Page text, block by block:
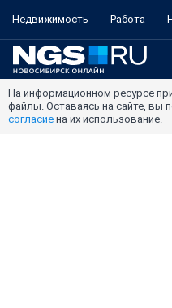
Недвижимость Работа
На информационном ресурсе
файлы. Оставаясь на сайте, вы
согласие на их использование.